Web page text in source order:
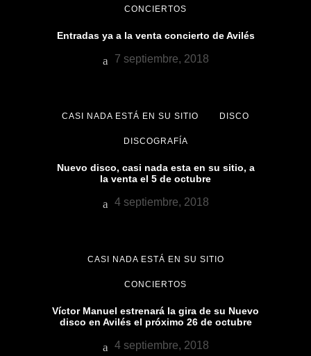
CONCIERTOS
Entradas ya a la venta concierto de Avilés
7 septiembre, 2018
CASI NADA ESTÁ EN SU SITIO DISCO
DISCOGRAFÍA
Nuevo disco, casi nada esta en su sitio, a
la venta el 5 de octubre
4 septiembre, 2018
CASI NADA ESTÁ EN SU SITIO
CONCIERTOS
Víctor Manuel estrenará la gira de su Nuevo
disco en Avilés el próximo 26 de octubre
4 septiembre, 2018